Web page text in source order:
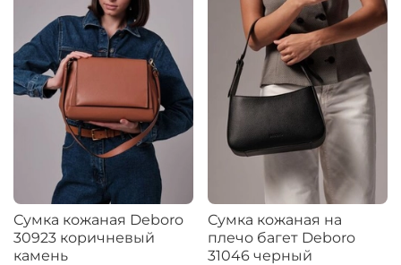
Сумка кожаная Deboro
30923 коричневый
камень
Сумка кожаная на
плечо багет Deboro
31046 черный